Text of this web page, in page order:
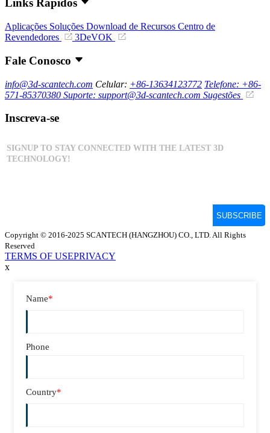
Links Rápidos
Aplicações Soluções Download de Recursos Centro de
Revendedores
3DeVOK
Fale Conosco
info@3d-scantech.com Celular: +86-13634123772 Telefone: +86-
571-85370380 Suporte: support@3d-scantech.com Sugestões
Inscreva-se
Copyright © 2016-2025 SCANTECH (HANGZHOU) CO., LTD. All Rights
Reserved
TERMS OF USEPRIVACY
x
Name*
Phone
Country*